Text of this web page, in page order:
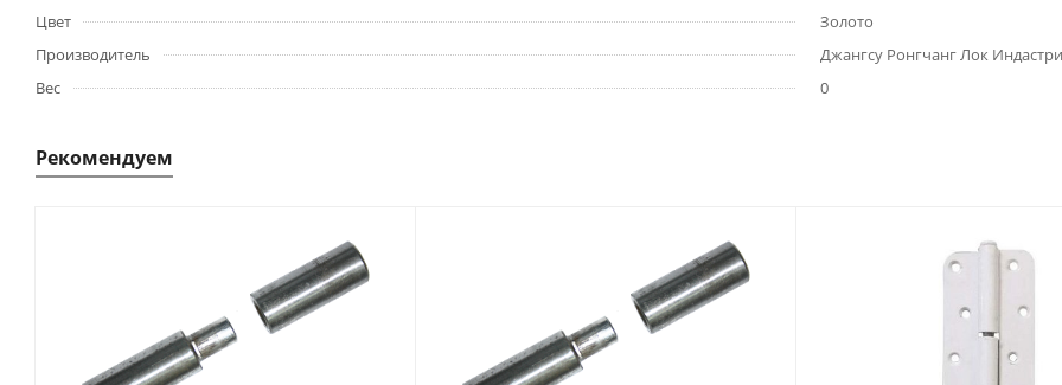
Цвет
Золото
Производитель
Джангсу Ронгчанг Лок
Вес
0
Рекомендуем